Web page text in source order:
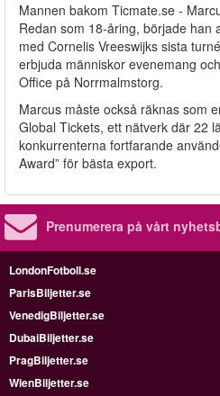
Mannen bakom Ticmate.se -
Redan som 18-åring, började
med Cornelis Vreeswijks sista
erbjuda människor evenemang
Office på Norrmalmstorg.
Marcus måste också räknas som
Global Tickets, ett nätverk där 22
konkurrenterna fortfarande
Award” för bästa export.
Prenumerera på vårt
LondonFotboll.se
ParisBiljetter.se
VenedigBiljetter.se
DubaiBiljetter.se
PragBiljetter.se
WienBiljetter.se